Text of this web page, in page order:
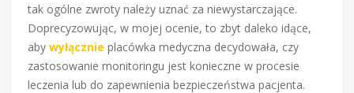
tak ogólne zwroty należy uznać za niewystarczające.
Doprecyzowując, w mojej ocenie, to zbyt daleko idące,
aby wyłącznie placówka medyczna decydowała, czy
zastosowanie monitoringu jest konieczne w procesie
leczenia lub do zapewnienia bezpieczeństwa pacjenta.